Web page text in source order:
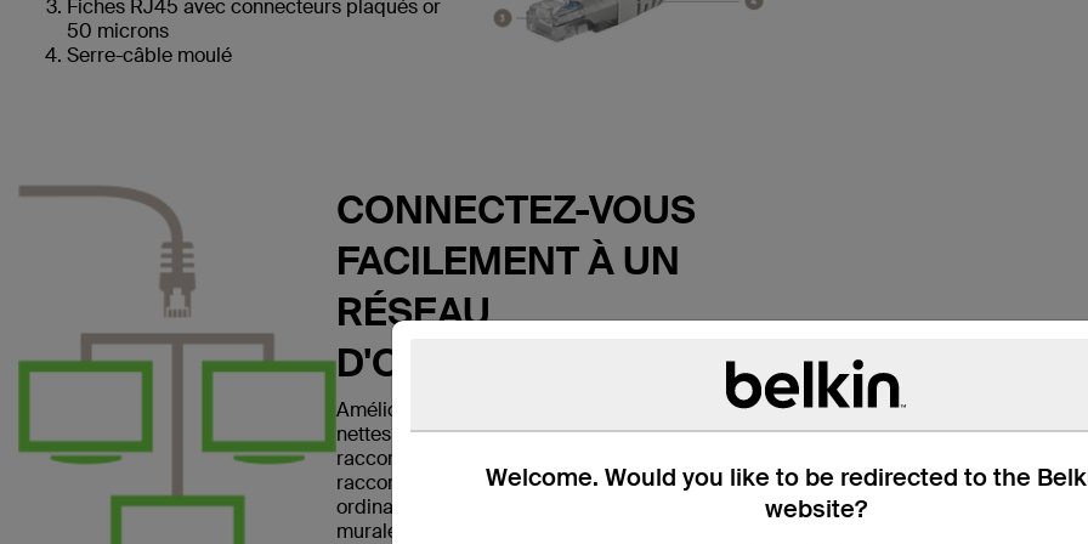
Welcome. Would you like to be redirected to the
website?
Fiches RJ45 avec connecteurs plaqués or
50 microns
Serre-câble moulé
CONNECTEZ-VOUS
FACILEMENT À UN
RÉSEAU
D'ORDINATEURS
Améliorez votre réseau et profitez de transmissions
nettes et claires avec le câble Belkin de
raccordement Ethernet CAT6. Ce câble de
raccordement vous permet de connecter un
ordinateur portable ou de bureau à une prise
murale, un modem, un routeur ou un autre